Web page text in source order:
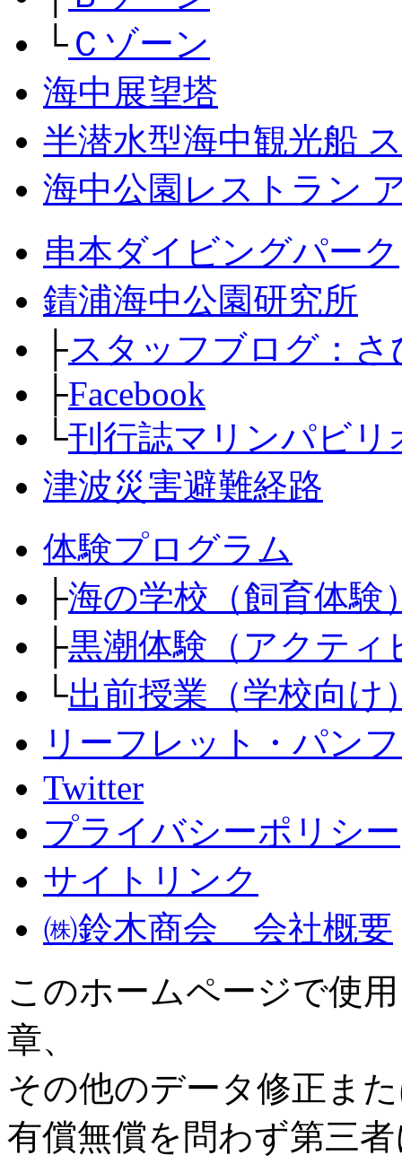
└ Ｃゾーン
海中展望塔
半潜水型海中観光船
海中公園レストラン
串本ダイビングパーク
錆浦海中公園研究所
├スタッフブログ：
├Facebook
└刊行誌マリンパビリ
津波災害避難経路
体験プログラム
├海の学校（飼育体験
├黒潮体験（アクティ
└出前授業（学校向け
リーフレット・パン
Twitter
プライバシーポリシー
サイトリンク
㈱鈴木商会 会社概要
このホームページで使
章、
その他のデータ修正ま
有償無償を問わず第三